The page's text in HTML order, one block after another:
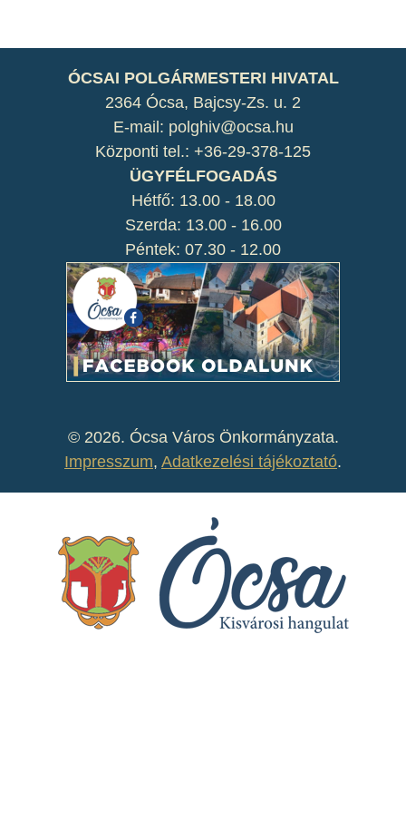
ÓCSAI POLGÁRMESTERI HIVATAL
2364 Ócsa, Bajcsy-Zs. u. 2
E-mail: polghiv@ocsa.hu
Központi tel.: +36-29-378-125
ÜGYFÉLFOGADÁS
Hétfő: 13.00 - 18.00
Szerda: 13.00 - 16.00
Péntek: 07.30 - 12.00
© 2026. Ócsa Város Önkormányzata.
Impresszum, Adatkezelési tájékoztató.